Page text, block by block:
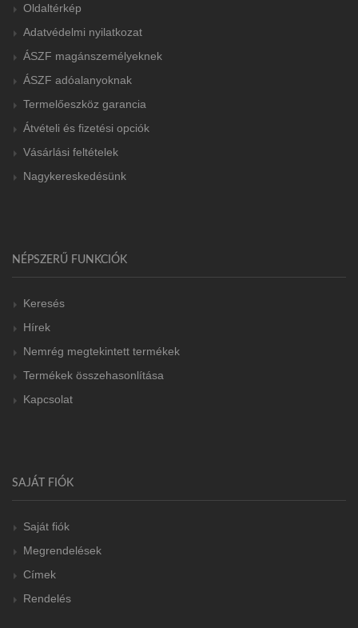
Oldaltérkép
Adatvédelmi nyilatkozat
ÁSZF magánszemélyeknek
ÁSZF adóalanyoknak
Termelőeszköz garancia
Átvételi és fizetési opciók
Vásárlási feltételek
Nagykereskedésünk
NÉPSZERŰ FUNKCIÓK
Keresés
Hírek
Nemrég megtekintett termékek
Termékek összehasonlítása
Kapcsolat
SAJÁT FIÓK
Saját fiók
Megrendelések
Címek
Rendelés